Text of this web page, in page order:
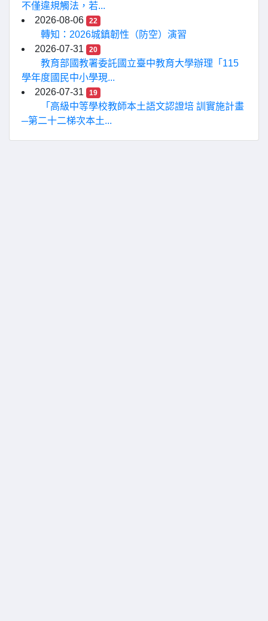
不僅違規觸法，若...
2026-08-06
22
轉知：2026城鎮韌性（防空）演習
2026-07-31
20
教育部國教署委託國立臺中教育大學辦理「115
學年度國民中小學現...
2026-07-31
19
「高級中等學校教師本土語文認證培 訓實施計畫
─第二十二梯次本土...